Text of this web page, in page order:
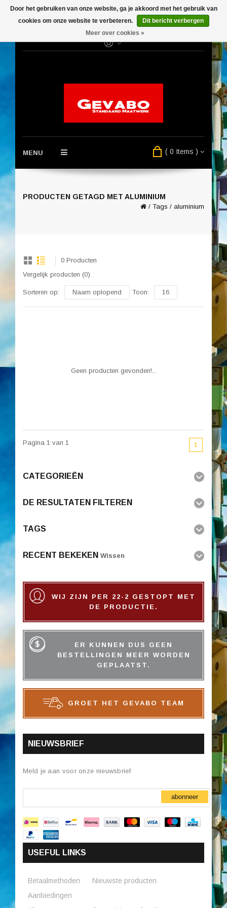
MENU ( 0 Items )
PRODUCTEN GETAGD MET ALUMINIUM
/ Tags / aluminium
0 Producten
Vergelijk producten (0)
Sorteren op: Naam oplopend Toon: 16
Geen producten gevonden!...
Pagina 1 van 1 1
CATEGORIEËN
DE RESULTATEN FILTEREN
TAGS
RECENT BEKEKEN Wissen
WIJ ZIJN PER 22-2 GESTOPT MET
DE PRODUCTIE.
ER KUNNEN DUS GEEN
BESTELLINGEN MEER WORDEN
GEPLAATST.
GROET HET GEVABO TEAM
NIEUWSBRIEF
Meld je aan voor onze nieuwsbrief
abonneer
USEFUL LINKS
Betaalmethoden
Nieuwste producten
Aanbiedingen
Door het gebruiken van onze website, ga je akkoord met het gebruik van
cookies om onze website te verbeteren.
Dit bericht verbergen
Meer over cookies »